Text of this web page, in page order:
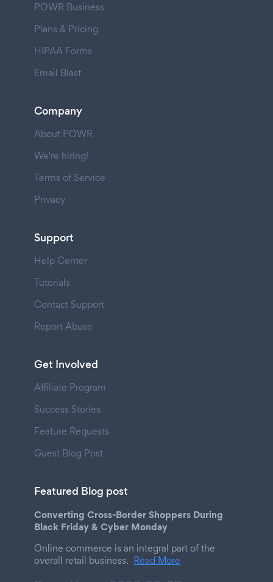
POWR Business
Plans & Pricing
HIPAA Forms
Email Blast
Company
About POWR
We're hiring!
Terms of Service
Privacy
Support
Help Center
Tutorials
Contact Support
Report Abuse
Get Involved
Affiliate Program
Success Stories
Feature Requests
Guest Blog Post
Featured Blog post
Converting Cross-Border Shoppers During
Black Friday & Cyber Monday
Online commerce is an integral part of the
overall retail business. Read More